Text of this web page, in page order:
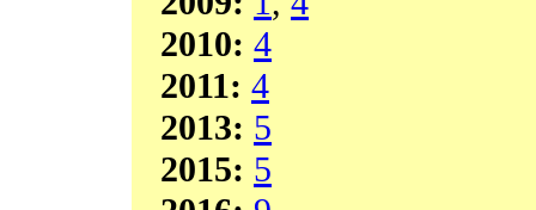
2010: 4
2011: 4
2013: 5
2015: 5